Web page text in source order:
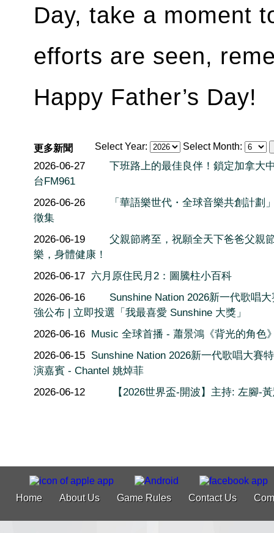
Day, take a moment
efforts are seen,
Happy Father’s Day!
Select Year: Select Month:
更多新聞
2026-06-27
下班路上的最佳良伴！鎖定加拿大
台FM961
2026-06-26
「華語樂世代・全球音樂共創計劃
徵集
2026-06-19
父親節將至，祝願全天下爸爸父親
樂，身體健康！
2026-06-17 六月原住民月2：圖騰柱小百科
2026-06-16
Sunshine Nation 2026新一代歌唱
強公布 | 立即投選「我最喜愛 Sunshine 大獎」
2026-06-16 Music 全球首播 - 蕭景鴻《背光的角色
2026-06-15 Sunshine Nation 2026新一代歌唱大賽
演嘉賓 - Chantel 姚焯菲
2026-06-12
【2026世界盃-開波】主持: 左腳-
Home About Us Game Rules Contact Us